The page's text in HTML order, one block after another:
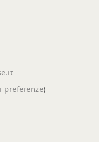
preferenze)